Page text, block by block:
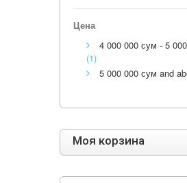
Цена
4 000 000 сум - 5
(1)
5 000 000 сум and
Моя корзина